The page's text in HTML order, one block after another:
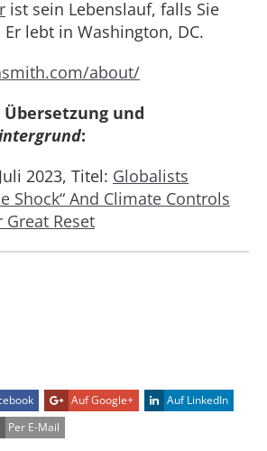
ist sein Lebenslauf, falls Sie
lebt in Washington, DC.
about/
und
:
2023, Titel: Globalists
Shock“ And Climate Controls
Great Reset
Auf Google+
Auf LinkedIn
Per E-Mail